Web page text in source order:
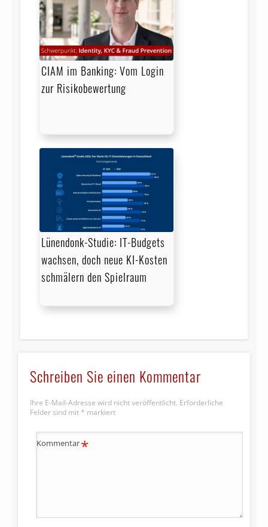
CIAM im Banking: Vom Login
zur Risikobewertung
Lünendonk-Studie: IT-Budgets
wachsen, doch neue KI-Kosten
schmälern den Spielraum
Schreiben Sie einen Kommentar
Ihre E-Mail-Adresse wird nicht veröffentlicht. Erforderliche
Felder sind mit * markiert
Kommentar*